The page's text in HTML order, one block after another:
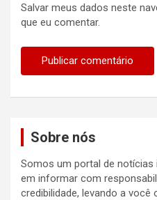
Salvar meus dados neste
que eu comentar.
Sobre nós
Somos um portal de
em informar com
credibilidade, levando a